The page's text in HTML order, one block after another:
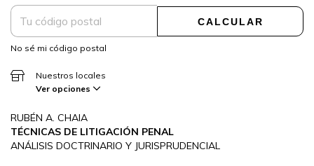
CALCULAR
No sé mi código postal
Nuestros locales
Ver opciones
RUBÉN A. CHAIA
TÉCNICAS DE LITIGACIÓN PENAL
ANÁLISIS DOCTRINARIO Y JURISPRUDENCIAL